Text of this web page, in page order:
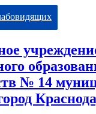
№ 14